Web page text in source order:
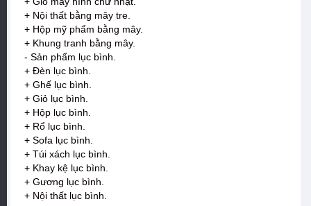
+ Nội thất bằng mây tre.
+ Hộp mỹ phẩm bằng mây.
+ Khung tranh bằng mây.
- Sản phẩm lục bình.
+ Đèn lục bình.
+ Ghế lục bình.
+ Giỏ lục bình.
+ Hộp lục bình.
+ Rổ lục bình.
+ Sofa lục bình.
+ Túi xách lục bình.
+ Khay kệ lục bình.
+ Gương lục bình.
+ Nội thất lục bình.